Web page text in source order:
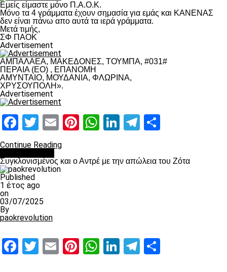
Εμείς είμαστε μόνο Π.Α.Ο.Κ.
Μόνο τα 4 γράμματα έχουν σημασία για εμάς και ΚΑΝΕΝΑΣ
δεν είναι πάνω απο αυτά τα ιερά γράμματα.
Μετά τιμής,
ΣΦ ΠΑΟΚ
Advertisement
ΑΜΠΑΛΑΕΑ, ΜΑΚΕΔΟΝΕΣ, ΤΟΥΜΠΑ, #031#
ΠΕΡΑΙΑ (ΕΟ) , ΕΠΑΝΟΜΗ
ΑΜΥΝΤΑΙΟ, ΜΟΥΔΑΝΙΑ, ΦΛΩΡΙΝΑ,
ΧΡΥΣΟΥΠΟΛΗ».
Advertisement
Facebook
Twitter
EmailPinterest
WhatsApp
LinkedIn
Telegram
Continue Reading
Συγκλονισμένος και ο Αντρέ με την απώλεια του Ζότα
Published
1 έτος ago
on
03/07/2025
By
paokrevolution
Facebook
Twitter
EmailPinterest
WhatsApp
LinkedIn
Telegram